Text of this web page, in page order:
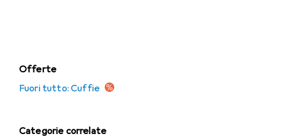
Offerte
Fuori tutto: Cuffie
Categorie correlate